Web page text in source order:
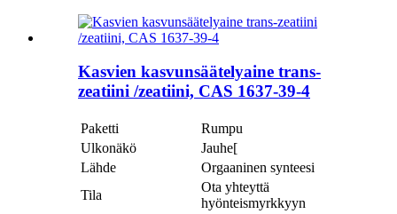
Kasvien kasvunsäätelyaine trans-
zeatiini /zeatiini, CAS 1637-39-4
Paketti
Rumpu
Ulkonäkö
Jauhe[
Lähde
Orgaaninen synteesi
Tila
Ota yhteyttä
hyönteismyrkkyyn